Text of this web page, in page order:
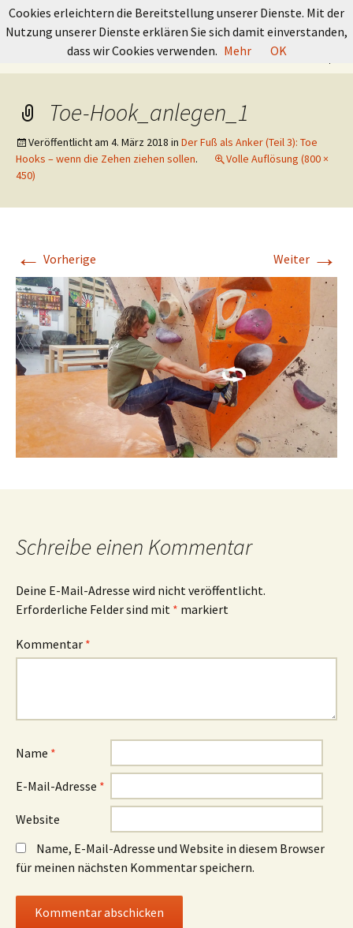
GRUNDKURS BOULDERN
Springe
nach:
Toe-Hook_anlegen_1
Veröffentlicht am 4. März 2018 in Der Fuß als Anker (Teil 3): Toe
Hooks – wenn die Zehen ziehen sollen.
Volle Auflösung (800 ×
450)
← Vorherige Weiter →
Schreibe einen Kommentar
Deine E-Mail-Adresse wird nicht veröffentlicht.
Erforderliche Felder sind mit * markiert
Kommentar *
Name *
E-Mail-Adresse *
Website
Name, E-Mail-Adresse und Website in diesem Browser
für meinen nächsten Kommentar speichern.
Cookies erleichtern die Bereitstellung unserer Dienste. Mit der
Nutzung unserer Dienste erklären Sie sich damit einverstanden,
dass wir Cookies verwenden. Mehr OK